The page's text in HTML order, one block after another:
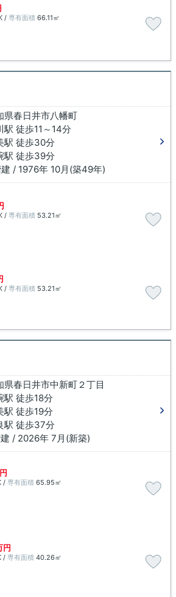
/ 専有面積 66.11㎡
県春日井市八幡町
駅 徒歩11～14分
駅 徒歩30分
駅 徒歩39分
/ 1976年 10月(築49年)
/ 専有面積 53.21㎡
/ 専有面積 53.21㎡
県春日井市中新町２丁目
駅 徒歩18分
駅 徒歩19分
駅 徒歩37分
/ 2026年 7月(新築)
/ 専有面積 65.95㎡
円
/ 専有面積 40.26㎡